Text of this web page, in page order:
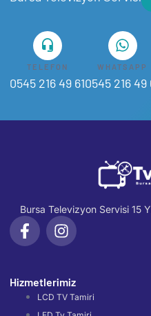
TELEFON
0545 216 49 61
WHATSAPP
0545 216 49
Bursa Televizyon Servisi 15
Hizmetlerimiz
LCD TV Tamiri